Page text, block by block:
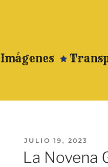
Imágenes
JULIO 19, 2023
La Novena